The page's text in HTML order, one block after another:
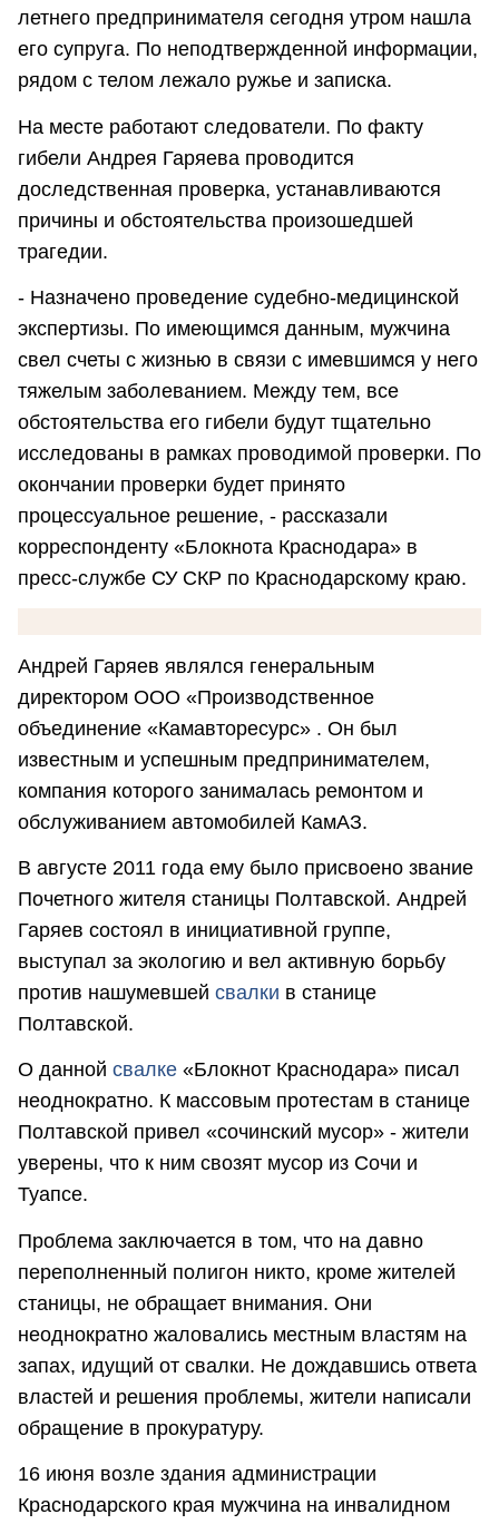
летнего предпринимателя сегодня утром нашла
его супруга. По неподтвержденной информации,
рядом с телом лежало ружье и записка.
На месте работают следователи. По факту
гибели Андрея Гаряева проводится
доследственная проверка, устанавливаются
причины и обстоятельства произошедшей
трагедии.
- Назначено проведение судебно-медицинской
экспертизы. По имеющимся данным, мужчина
свел счеты с жизнью в связи с имевшимся у него
тяжелым заболеванием. Между тем, все
обстоятельства его гибели будут тщательно
исследованы в рамках проводимой проверки. По
окончании проверки будет принято
процессуальное решение, - рассказали
корреспонденту «Блокнота Краснодара» в
пресс-службе СУ СКР по Краснодарскому краю.
Андрей Гаряев являлся генеральным
директором ООО «Производственное
объединение «Камавторесурс» . Он был
известным и успешным предпринимателем,
компания которого занималась ремонтом и
обслуживанием автомобилей КамАЗ.
В августе 2011 года ему было присвоено звание
Почетного жителя станицы Полтавской. Андрей
Гаряев состоял в инициативной группе,
выступал за экологию и вел активную борьбу
против нашумевшей свалки в станице
Полтавской.
О данной свалке «Блокнот Краснодара» писал
неоднократно. К массовым протестам в станице
Полтавской привел «сочинский мусор» - жители
уверены, что к ним свозят мусор из Сочи и
Туапсе.
Проблема заключается в том, что на давно
переполненный полигон никто, кроме жителей
станицы, не обращает внимания. Они
неоднократно жаловались местным властям на
запах, идущий от свалки. Не дождавшись ответа
властей и решения проблемы, жители написали
обращение в прокуратуру.
16 июня возле здания администрации
Краснодарского края мужчина на инвалидном